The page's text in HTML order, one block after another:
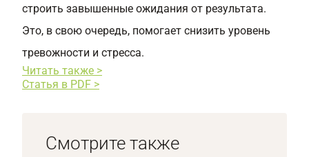
строить завышенные ожидания от результата.
Это, в свою очередь, помогает снизить уровень
тревожности и стресса.
Читать также >
Статья в PDF >
Смотрите также